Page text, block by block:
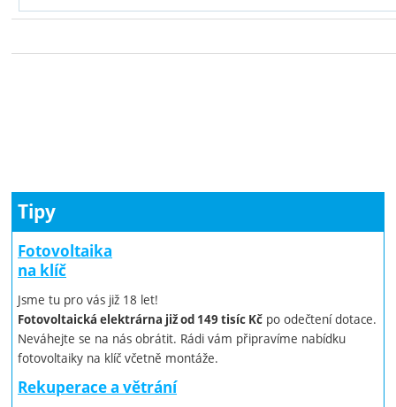
Tipy
Fotovoltaika
na klíč
Jsme tu pro vás již 18 let!
Fotovoltaická elektrárna již od 149 tisíc Kč po odečtení dotace.
Neváhejte se na nás obrátit. Rádi vám připravíme nabídku
fotovoltaiky na klíč včetně montáže.
Rekuperace a větrání